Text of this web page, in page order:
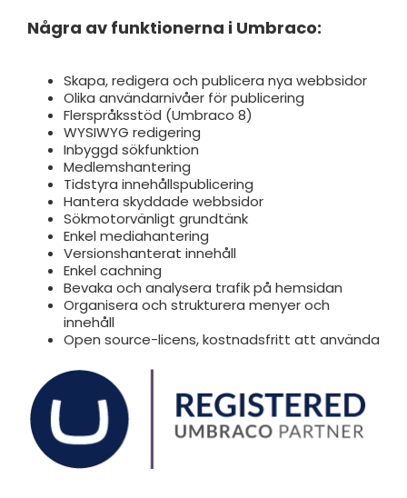
Några av funktionerna i Umbraco:
Skapa, redigera och publicera nya webbsidor
Olika användarnivåer för publicering
Flerspråksstöd (Umbraco 8)
WYSIWYG redigering
Inbyggd sökfunktion
Medlemshantering
Tidstyra innehållspublicering
Hantera skyddade webbsidor
Sökmotorvänligt grundtänk
Enkel mediahantering
Versionshanterat innehåll
Enkel cachning
Bevaka och analysera trafik på hemsidan
Organisera och strukturera menyer och
innehåll
Open source-licens, kostnadsfritt att använda